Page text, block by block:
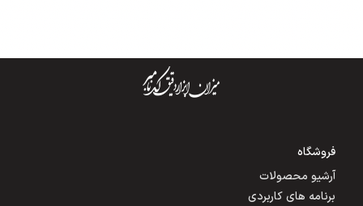
فروشگاه
آرشیو محصولات
برنامه های کاربردی